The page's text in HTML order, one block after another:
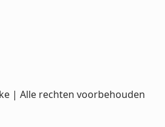
| Alle rechten voorbehouden